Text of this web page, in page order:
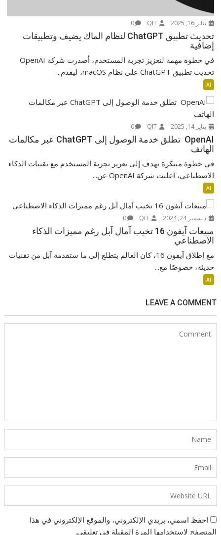
يناير 16, 2025 QIT
0
تحديث تطبيق ChatGPT لنظام الماك يضيف وتطبيقات
إضافية
في خطوة مهمة لتعزيز تجربة المستخدم، أصدرت شركة OpenAI
تحديث تطبيق ChatGPT على نظام macOS، ليقدم...
AI
يناير 14, 2025 QIT
0
OpenAI تطلق خدمة الوصول إلى ChatGPT عبر مكالمات
الهاتف
في خطوة مبتكرة تهدف إلى تعزيز تجربة المستخدم مع تقنيات الذكاء
الاصطناعي، أعلنت شركة OpenAI عن...
AI
ديسمبر 24, 2024 QIT
0
مبيعات آيفون 16 تخيب آمال آبل رغم مميزات الذكاء
الاصطناعي
مع إطلاق آيفون 16، كان العالم يتطلع إلى ما ستقدمه آبل من تقنيات
حديثة، خصوصًا مع...
AI
LEAVE A COMMENT
احفظ اسمي، بريدي الإلكتروني، والموقع الإلكتروني في هذا
المتصفح لاستخدامها المرة المقبلة في تعليقي.